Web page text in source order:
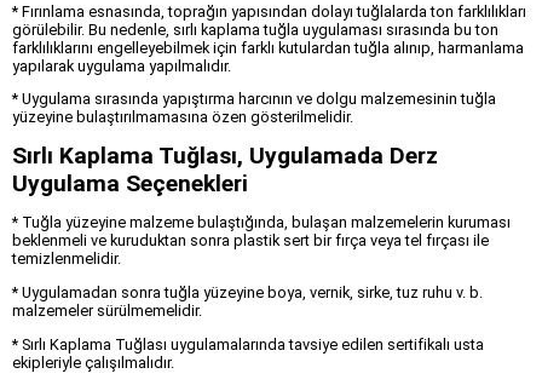
* Fırınlama esnasında, toprağın yapısından dolayı tuğlalarda ton farklılıkları
görülebilir. Bu nedenle, sırlı kaplama tuğla uygulaması sırasında bu ton
farklılıklarını engelleyebilmek için farklı kutulardan tuğla alınıp, harmanlama
yapılarak uygulama yapılmalıdır.
* Uygulama sırasında yapıştırma harcının ve dolgu malzemesinin tuğla
yüzeyine bulaştırılmamasına özen gösterilmelidir.
Sırlı Kaplama Tuğlası, Uygulamada Derz
Uygulama Seçenekleri
* Tuğla yüzeyine malzeme bulaştığında, bulaşan malzemelerin kuruması
beklenmeli ve kuruduktan sonra plastik sert bir fırça veya tel fırçası ile
temizlenmelidir.
* Uygulamadan sonra tuğla yüzeyine boya, vernik, sirke, tuz ruhu v. b.
malzemeler sürülmemelidir.
* Sırlı Kaplama Tuğlası uygulamalarında tavsiye edilen sertifikalı usta
ekipleriyle çalışılmalıdır.